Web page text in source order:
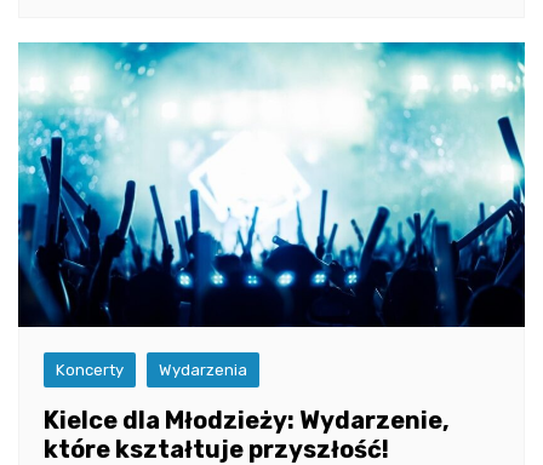
Koncerty Wydarzenia
Kielce dla Młodzieży: Wydarzenie,
które kształtuje przyszłość!